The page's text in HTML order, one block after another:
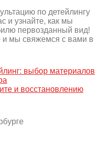
по детейлингу
и узнайте, как мы
первозданный вид!
и мы свяжемся с вами в
выбор материалов
и восстановлению